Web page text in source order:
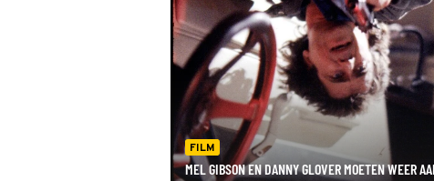
FILM
MEL GIBSON EN DANNY GLOVER MOETEN WEER